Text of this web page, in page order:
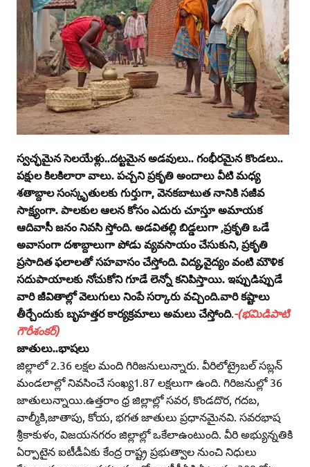
స్వచ్ఛమైన సెలయేళ్లు..దట్టమైన అడవులు.. గంభీరమైన కొండలు..
పక్షుల కిలకిలారా వాలు. పచ్చని ప్రకృతి అందాలు వీటి మధ్య
శతాబ్దాల సంస్కృతులకు గుర్తుగా, వెనకబాటుత నానికి సజీవ
సాక్ష్యంగా. పాలకుల ఆలన కోసం ఎదురు చూస్తూ అమాయక
ఆదివాసీ జనం నివసి స్తోంది. అడవితల్లి బిడ్డలుగా ,ప్రకృతి ఒడే
అవాసంగా దశాబ్దాలుగా పోడు వ్యవసాయం చేసుకుని, ప్రకృతి
ప్రసాదిత ఫలాలతో సహవాసం చేస్తోంది. విద్య,వైద్యం వంటి మౌళిక
సదుపాయాలకు నోచుకోని గూడే లెన్నో కనిపిస్తాయి. ఇప్పుడిప్పుడే
వారి జీవితాల్లో వెలుగులు నింపే సర్కారు వచ్చింది.వారి కష్టాలు
తీర్చేందుకు బృహత్తర కార్యక్రమాలు అమలు చేస్తోంది.-(భమిడిపాటి
గౌరీశంకర్‌)
జాతులు..భాషలు
జిల్లాలో 2.36 లక్షల మంది గిరిజనులున్నారు. వీరిలోట్రైబల్‌ సబ్లన్‌
మండలాల్లో నివసించే సంఖ్య1.87 లక్షలుగా ఉంది. గిరిజనుల్లో 36
జాతులున్నాయి.ఉత్తరాం ధ్ర జిల్లాల్లో సవర, కొండదొర, గదబ,
వాల్మీకి,జాతాపు, కోయ, భగత జాతులు ప్రధానమైనవి. సవరభాష
శ్రీకాకుళం, విజయనగరం జిల్లాల్లో ఒకేలాఉంటుంది. వీరి అభ్యున్నతికి
ఏర్పాటైన ఐటీడీఏకు కేంద్ర రాష్ట్ర ప్రభుత్వాల నుంచి నిధులు